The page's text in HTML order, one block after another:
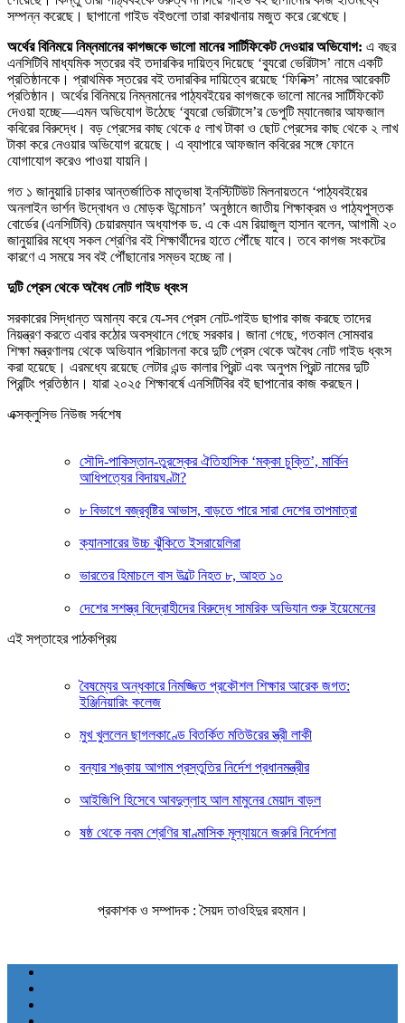
সম্পন্ন করেছে। ছাপানো গাইড বইগুলো তারা কারখানায় মজুত করে রেখেছে।
অর্থের বিনিময়ে নিম্নমানের কাগজকে ভালো মানের সার্টিফিকেট দেওয়ার অভিযোগ: এ বছর
এনসিটিবি মাধ্যমিক স্তরের বই তদারকির দায়িত্ব দিয়েছে ‘ব্যুরো ভেরিটাস’ নামে একটি
প্রতিষ্ঠানকে। প্রাথমিক স্তরের বই তদারকির দায়িত্বে রয়েছে ‘ফিনিক্স’ নামের আরেকটি
প্রতিষ্ঠান। অর্থের বিনিময়ে নিম্নমানের পাঠ্যবইয়ের কাগজকে ভালো মানের সার্টিফিকেট
দেওয়া হচ্ছে—এমন অভিযোগ উঠেছে ‘ব্যুরো ভেরিটাসে’র ডেপুটি ম্যানেজার আফজাল
কবিরের বিরুদ্ধে। বড় প্রেসের কাছ থেকে ৫ লাখ টাকা ও ছোট প্রেসের কাছ থেকে ২ লাখ
টাকা করে নেওয়ার অভিযোগ রয়েছে। এ ব্যাপারে আফজাল কবিরের সঙ্গে ফোনে
যোগাযোগ করেও পাওয়া যায়নি।
গত ১ জানুয়ারি ঢাকার আন্তর্জাতিক মাতৃভাষা ইনস্টিটিউট মিলনায়তনে ‘পাঠ্যবইয়ের
অনলাইন ভার্শন উদ্বোধন ও মোড়ক উন্মোচন’ অনুষ্ঠানে জাতীয় শিক্ষাক্রম ও পাঠ্যপুস্তক
বোর্ডের (এনসিটিবি) চেয়ারম্যান অধ্যাপক ড. এ কে এম রিয়াজুল হাসান বলেন, আগামী ২০
জানুয়ারির মধ্যে সকল শ্রেণির বই শিক্ষার্থীদের হাতে পৌঁছে যাবে। তবে কাগজ সংকটের
কারণে এ সময়ে সব বই পৌঁছানোর সম্ভব হচ্ছে না।
দুটি প্রেস থেকে অবৈধ নোট গাইড ধ্বংস
সরকারের সিদ্ধান্ত অমান্য করে যে-সব প্রেস নোট-গাইড ছাপার কাজ করছে তাদের
নিয়ন্ত্রণ করতে এবার কঠোর অবস্থানে গেছে সরকার। জানা গেছে, গতকাল সোমবার
শিক্ষা মন্ত্রণালয় থেকে অভিযান পরিচালনা করে দুটি প্রেস থেকে অবৈধ নোট গাইড ধ্বংস
করা হয়েছে। এরমধ্যে রয়েছে লেটার এন্ড কালার প্রিন্ট এবং অনুপম প্রিন্ট নামের দুটি
প্রিন্টিং প্রতিষ্ঠান। যারা ২০২৫ শিক্ষাবর্ষে এনসিটিবির বই ছাপানোর কাজ করছেন।
এক্সক্লুসিভ নিউজ সর্বশেষ
সৌদি-পাকিস্তান-তুরস্কের ঐতিহাসিক ‘মক্কা চুক্তি’, মার্কিন
আধিপত্যের বিদায়ঘণ্টা?
৮ বিভাগে বজ্রবৃষ্টির আভাস, বাড়তে পারে সারা দেশের তাপমাত্রা
ক্যানসারের উচ্চ ঝুঁকিতে ইসরায়েলিরা
ভারতের হিমাচলে বাস উল্টে নিহত ৮, আহত ১০
দেশের সশস্ত্র বিদ্রোহীদের বিরুদ্ধে সামরিক অভিযান শুরু ইয়েমেনের
এই সপ্তাহের পাঠকপ্রিয়
বৈষম্যের অন্ধকারে নিমজ্জিত প্রকৌশল শিক্ষার আরেক জগত:
ইঞ্জিনিয়ারিং কলেজ
মুখ খুললেন ছাগলকাণ্ডে বিতর্কিত মতিউরের স্ত্রী লাকী
বন্যার শঙ্কায় আগাম প্রস্তুতির নির্দেশ প্রধানমন্ত্রীর
আইজিপি হিসেবে আবদুল্লাহ আল মামুনের মেয়াদ বাড়ল
ষষ্ঠ থেকে নবম শ্রেণির ষাণ্মাসিক মূল্যায়নে জরুরি নির্দেশনা
প্রকাশক ও সম্পাদক : সৈয়দ তাওহিদুর রহমান।